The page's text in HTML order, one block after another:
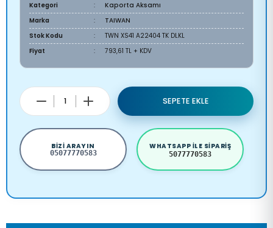
Kategori
Kaporta Aksamı
Marka
TAIWAN
Stok Kodu
TWN XS41 A22404 TK DLKL
Fiyat
793,61 TL + KDV
SEPETE EKLE
BIZI ARAYIN
05077770583
WHATSAPP ILE SIPARIŞ
5077770583